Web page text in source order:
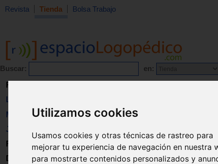
Utilizamos cookies
Usamos cookies y otras técnicas de rastreo para
mejorar tu experiencia de navegación en nuestra
para mostrarte contenidos personalizados y
Revista Tienda Bolsa Trabajo
Buscar: en:
Revista
Libros
Material
Juguetes
Formación
Directorio